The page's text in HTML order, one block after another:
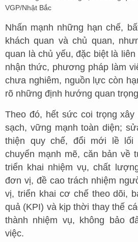
VGP/Nhật Bắc
Nhấn mạnh những hạn chế,
khách quan và chủ quan,
quan là chủ yếu, đặc biệt là
nhận thức, phương pháp làm
chưa nghiêm, nguồn lực còn
rõ những định hướng quan
Theo đó, hết sức coi trọng
sạch, vững mạnh toàn diện;
thiện quy chế, đổi mới lề lối
chuyển mạnh mẽ, căn bản về
triển khai nhiệm vụ, chất
đơn vị, đề cao trách nhiệm
vị, triển khai cơ chế theo dõi,
quả (KPI) và kịp thời thay thế
thành nhiệm vụ, không bảo
việc.